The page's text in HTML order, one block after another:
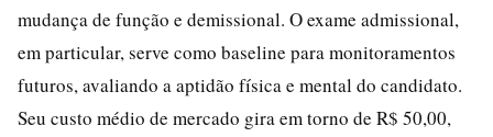
mudança de função e demissional. O exame admissional,
em particular, serve como baseline para monitoramentos
futuros, avaliando a aptidão física e mental do candidato.
Seu custo médio de mercado gira em torno de R$ 50,00,